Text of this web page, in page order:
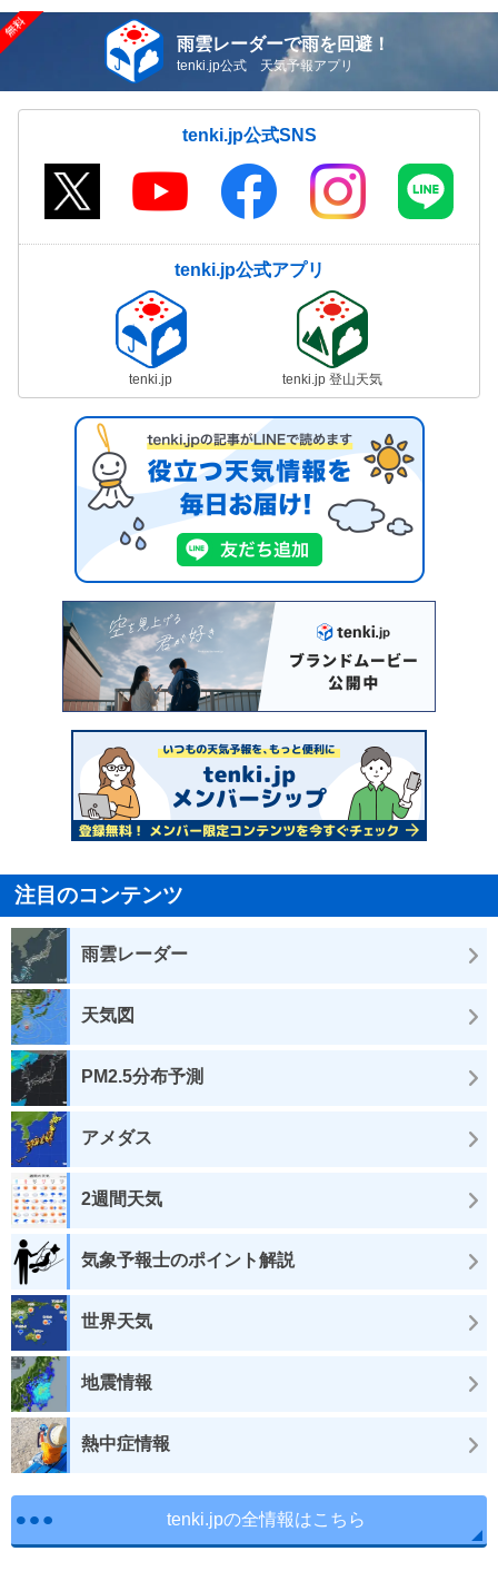
雨雲レーダーで雨を回避！
tenki.jp公式 天気予報アプリ
tenki.jp公式SNS
tenki.jp公式アプリ
tenki.jp tenki.jp 登山天気
注目のコンテンツ
雨雲レーダー
天気図
PM2.5分布予測
アメダス
2週間天気
気象予報士のポイント解説
世界天気
地震情報
熱中症情報
tenki.jpの全情報はこちら